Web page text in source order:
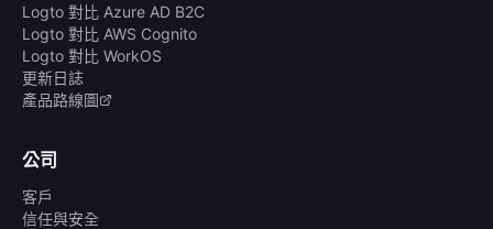
Logto 對比 Azure AD B2C
Logto 對比 AWS Cognito
Logto 對比 WorkOS
更新日誌
產品路線圖
公司
客戶
信任與安全